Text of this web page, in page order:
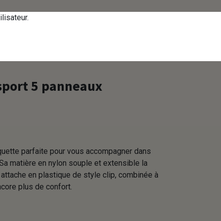
nous Se connecter FR
5 panneaux
parfaite pour vous accompagner dans
matière en nylon souple et extensible la
en plastique de style clip, combinée à
plus de confort.